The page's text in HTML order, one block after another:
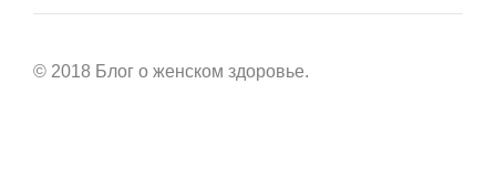
© 2018 Блог о женском здоровье.